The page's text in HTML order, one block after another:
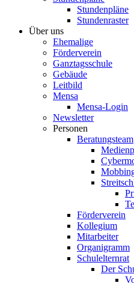
Stundenpläne
Stundenraster
Über uns
Ehemalige
Förderverein
Ganztagsschule
Gebäude
Leitbild
Mensa
Mensa-Login
Newsletter
Personen
Beratungsteam
Förderverein
Kollegium
Mitarbeiter
Organigramm
Schulelternrat
Der